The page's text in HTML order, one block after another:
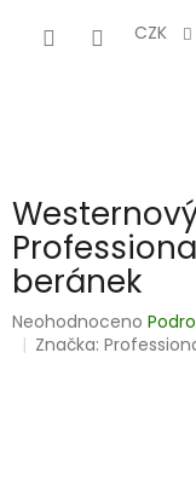
CZK
beránek
Průměrné
hodnocení
Neohodnoceno
Značka: